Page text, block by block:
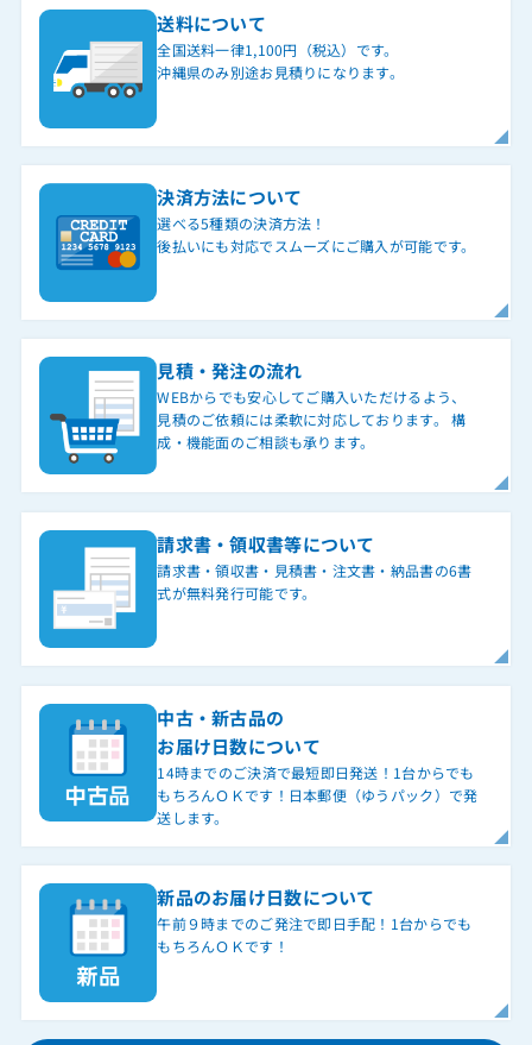
送料について
全国送料一律1,100円（税込）です。
沖縄県のみ別途お見積りになります。
決済方法について
選べる5種類の決済方法！
後払いにも対応でスムーズにご購入が可能です。
見積・発注の流れ
WEBからでも安心してご購入いただけるよう、
見積のご依頼には柔軟に対応しております。 構
成・機能面のご相談も承ります。
請求書・領収書等について
請求書・領収書・見積書・注文書・納品書の6書
式が無料発行可能です。
中古・新古品の
お届け日数について
14時までのご決済で最短即日発送！1台からでも
もちろんＯＫです！日本郵便（ゆうパック）で発
送します。
新品のお届け日数について
午前９時までのご発注で即日手配！1台からでも
もちろんＯＫです！